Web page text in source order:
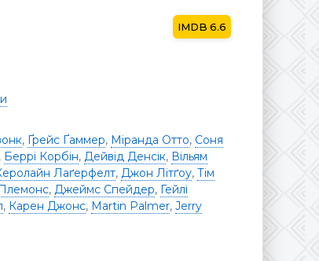
6.6
, Ґрейс Ґаммер, Міранда Отто, Соня
, Беррі Корбін, Дейвід Денсік, Вільям
Лаґерфелт, Джон Літґоу, Тім
, Джеймс Спейдер, Гейлі
, Карен Джонс, Martin Palmer, Jerry